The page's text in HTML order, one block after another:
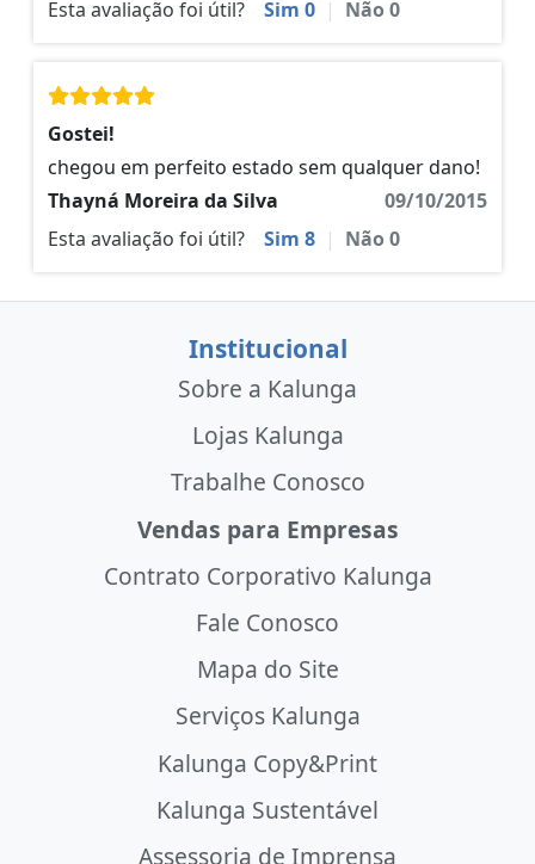
Esta avaliação foi útil?
Sim 0 | Não0
Gostei!
chegou em perfeito estado sem qualquer dano!
Thayná Moreira da Silva
09/10/2015
Esta avaliação foi útil?
Sim 8 | Não0
Institucional
Sobre a Kalunga
Lojas Kalunga
Trabalhe Conosco
Vendas para Empresas
Contrato Corporativo Kalunga
Fale Conosco
Mapa do Site
Serviços Kalunga
Kalunga Copy&Print
Kalunga Sustentável
Assessoria de Imprensa